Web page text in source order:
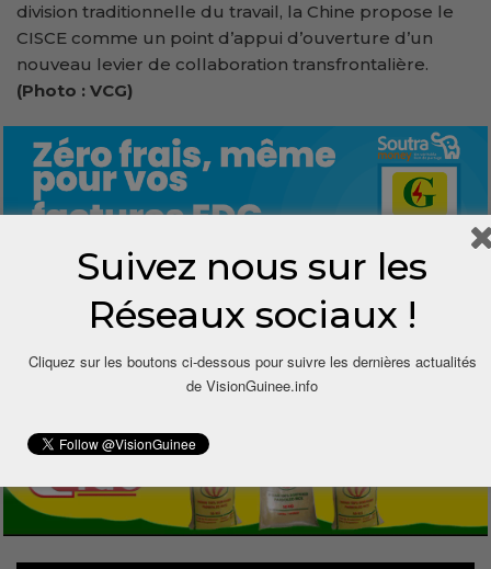
division traditionnelle du travail, la Chine propose le
CISCE comme un point d’appui d’ouverture d’un
nouveau levier de collaboration transfrontalière.
(Photo : VCG)
Share
Suivez nous sur les
Réseaux sociaux !
Cliquez sur les boutons ci-dessous pour suivre les dernières actualités
de VisionGuinee.info